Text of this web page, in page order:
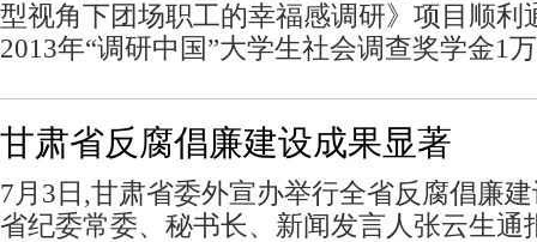
型视角下团场职工的幸福感调研》项目顺利
2013年“调研中国”大学生社会调查奖学金1
甘肃省反腐倡廉建设成果显著
7月3日,甘肃省委外宣办举行全省反腐倡廉
省纪委常委、秘书长、新闻发言人张云生通